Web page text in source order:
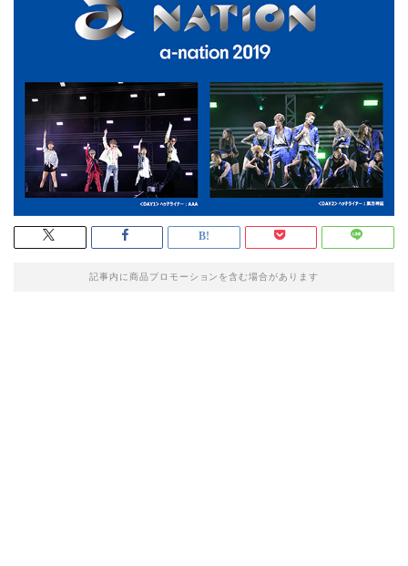
記事内に商品プロモーションを含む場合があります